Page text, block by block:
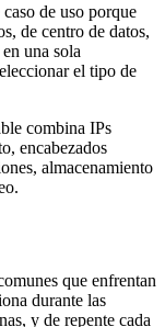
de uso porque
de centro de datos,
una sola
el tipo de
combina IPs
encabezados
almacenamiento
que enfrentan
durante las
y de repente cada